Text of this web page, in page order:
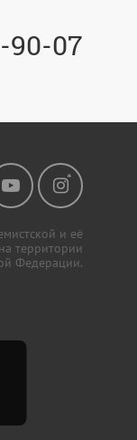
90-07
и её
территории
Федерации.